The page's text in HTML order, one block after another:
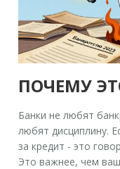
ПОЧЕМУ
Банки не любят
любят дисциплину.
за кредит - это
Это важнее, чем